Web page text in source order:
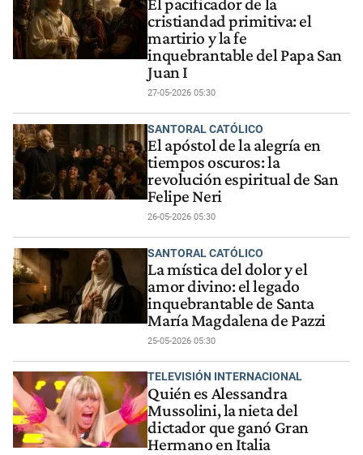
El pacificador de la
cristiandad primitiva: el
martirio y la fe
inquebrantable del Papa San
Juan I
27-05-2026 05:30
SANTORAL CATÓLICO
El apóstol de la alegría en
tiempos oscuros: la
revolución espiritual de San
Felipe Neri
26-05-2026 05:30
SANTORAL CATÓLICO
La mística del dolor y el
amor divino: el legado
inquebrantable de Santa
María Magdalena de Pazzi
25-05-2026 05:30
TELEVISIÓN INTERNACIONAL
Quién es Alessandra
Mussolini, la nieta del
dictador que ganó Gran
Hermano en Italia